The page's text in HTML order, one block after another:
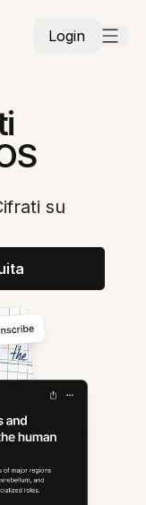
Login
su